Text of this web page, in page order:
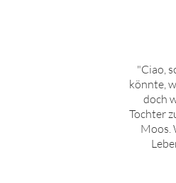
"Ciao,
könnte,
doch
Tochter
Moos.